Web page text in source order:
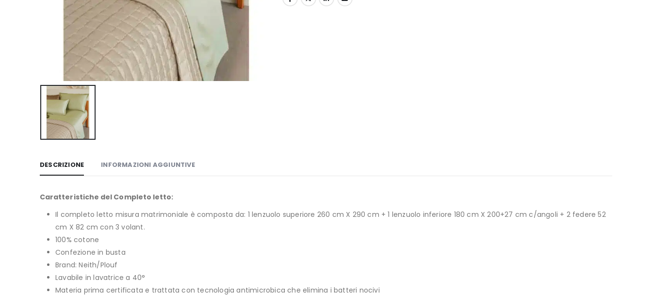
DESCRIZIONE INFORMAZIONI AGGIUNTIVE
Caratteristiche del Completo letto:
Il completo letto misura matrimoniale è composta da: 1 lenzuolo superiore 260 cm X 290 cm + 1 lenzuolo inferiore 180 cm X 200+27 cm c/angoli + 2 federe 52
cm X 82 cm con 3 volant.
100% cotone
Confezione in busta
Brand: Neith/Plouf
Lavabile in lavatrice a 40°
Materia prima certificata e trattata con tecnologia antimicrobica che elimina i batteri nocivi